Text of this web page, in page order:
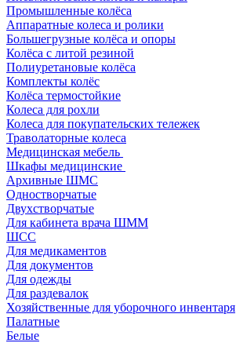
Промышленные колёса
Аппаратные колеса и ролики
Большегрузные колёса и опоры
Колёса с литой резиной
Полиуретановые колёса
Комплекты колёс
Колёса термостойкие
Колеса для рохли
Колеса для покупательских тележек
Траволаторные колеса
Медицинская мебель
Шкафы медицинские
Архивные ШМС
Одностворчатые
Двухстворчатые
Для кабинета врача ШММ
ШСС
Для медикаментов
Для документов
Для одежды
Для раздевалок
Хозяйственные для уборочного инвентаря
Палатные
Белые